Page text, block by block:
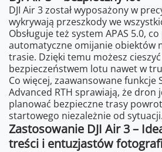
DJI Air 3 został wyposażony w
wykrywają przeszkody we
Obsługuje też system APAS 5.0,
automatyczne omijanie obiektów
trasie. Dzięki temu możesz
bezpieczeństwem lotu nawet w
Co więcej, zaawansowane funkcje
Advanced RTH sprawiają, że dron
planować bezpieczne trasy
startowego niezależnie od sytuacji.
Zastosowanie DJI Air 3 –
treści i entuzjastów